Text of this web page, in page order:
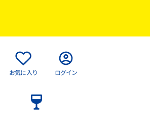
お気に入り ログイン